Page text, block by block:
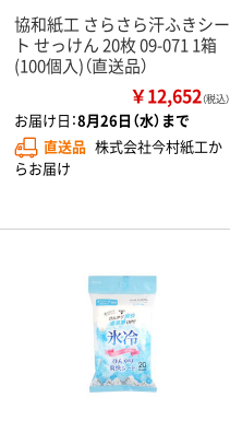
協和紙工 さらさら汗ふきシー
ト せっけん 20枚 09-071 1箱
(100個入)（直送品）
￥12,652（税込）
お届け日：8月26日（水）まで
直送品 株式会社今村紙工か
らお届け